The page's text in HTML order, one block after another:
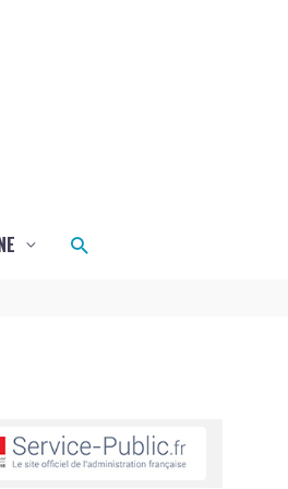
Rechercher